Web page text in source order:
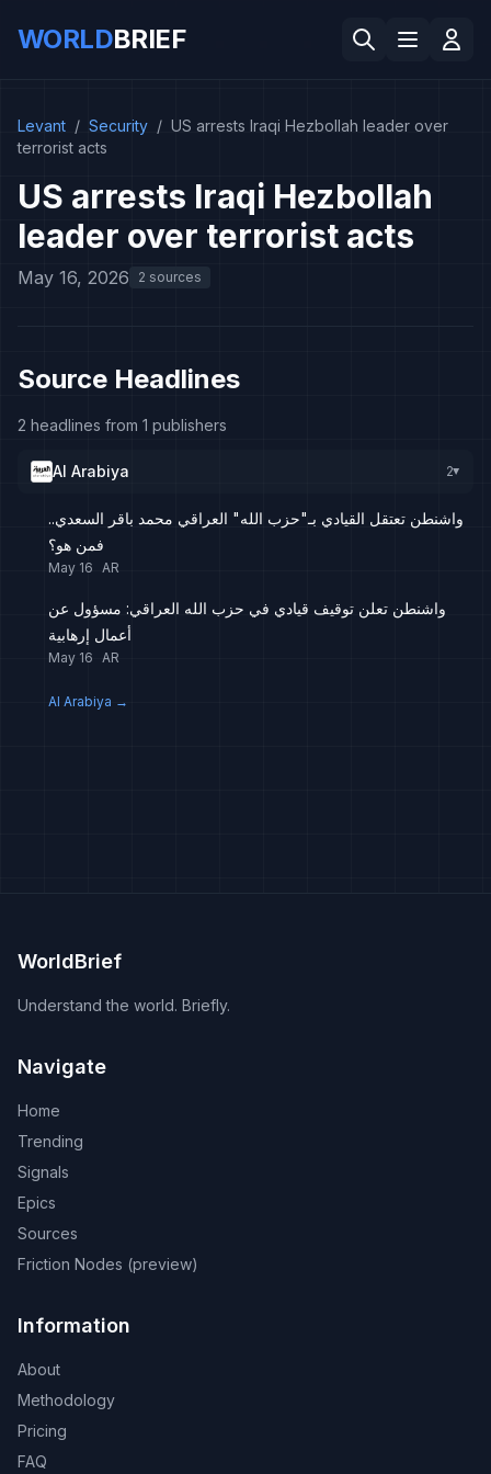
WORLDBRIEF
Levant / Security / US arrests Iraqi Hezbollah leader over
terrorist acts
US arrests Iraqi Hezbollah
leader over terrorist acts
May 16, 2026 2 sources
Source Headlines
2 headlines from 1 publishers
Al Arabiya 2▸
واشنطن تعتقل القيادي بـ"حزب الله" العراقي محمد باقر السعدي..
فمن هو؟
May 16 AR
واشنطن تعلن توقيف قيادي في حزب الله العراقي: مسؤول عن
أعمال إرهابية
May 16 AR
Al Arabiya →
WorldBrief
Understand the world. Briefly.
Navigate
Home
Trending
Signals
Epics
Sources
Friction Nodes (preview)
Information
About
Methodology
Pricing
FAQ